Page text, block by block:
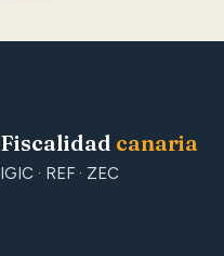
Fiscalidad canaria
IGIC · REF · ZEC